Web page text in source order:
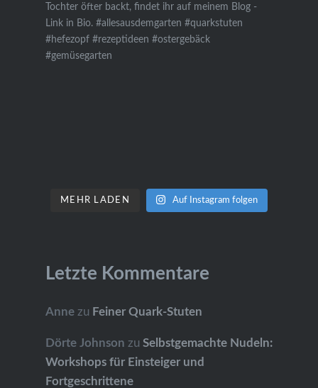
MEHR LADEN Auf Instagram folgen
Letzte Kommentare
Annezu Feiner Quark-Stuten
Dörte Johnson zu Selbstgemachte Nudeln:
Workshops für Einsteiger und
Fortgeschrittene